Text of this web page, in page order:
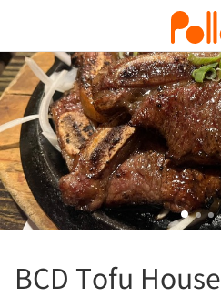
BCD Tofu House